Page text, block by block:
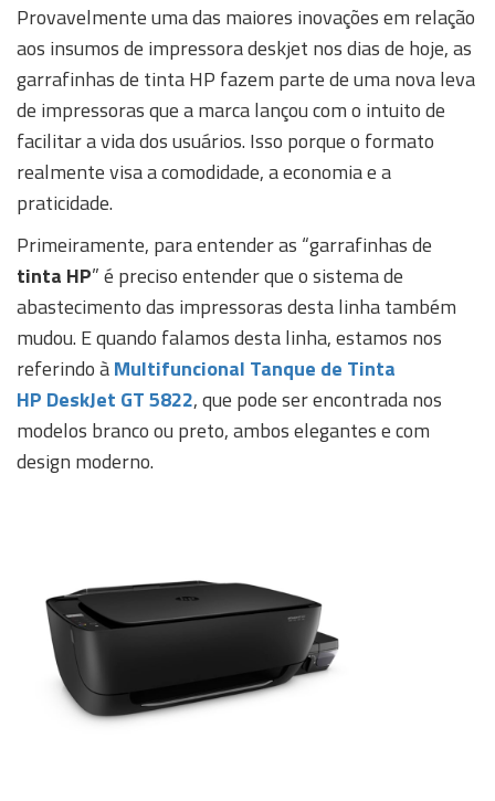
Provavelmente uma das maiores inovações em relação
aos insumos de impressora deskjet nos dias de hoje, as
garrafinhas de tinta HP fazem parte de uma nova leva
de impressoras que a marca lançou com o intuito de
facilitar a vida dos usuários. Isso porque o formato
realmente visa a comodidade, a economia e a
praticidade.
Primeiramente, para entender as “garrafinhas de
tinta HP” é preciso entender que o sistema de
abastecimento das impressoras desta linha também
mudou. E quando falamos desta linha, estamos nos
referindo àMultifuncional Tanque de Tinta
HP DeskJet GT 5822, que pode ser encontrada nos
modelos branco ou preto, ambos elegantes e com
design moderno.